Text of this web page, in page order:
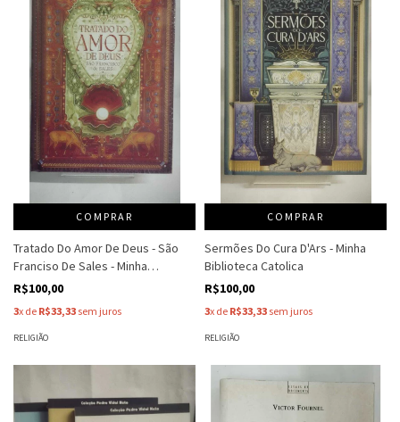
COMPRAR
Tratado Do Amor De Deus - São
Franciso De Sales - Minha
Biblioteca Catolica
R$100,00
3x de R$33,33 sem juros
RELIGIÃO
COMPRAR
Sermões Do Cura D'Ars - Minha
Biblioteca Catolica
R$100,00
3x de R$33,33 sem juros
RELIGIÃO